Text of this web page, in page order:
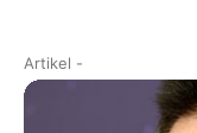
Artikel -